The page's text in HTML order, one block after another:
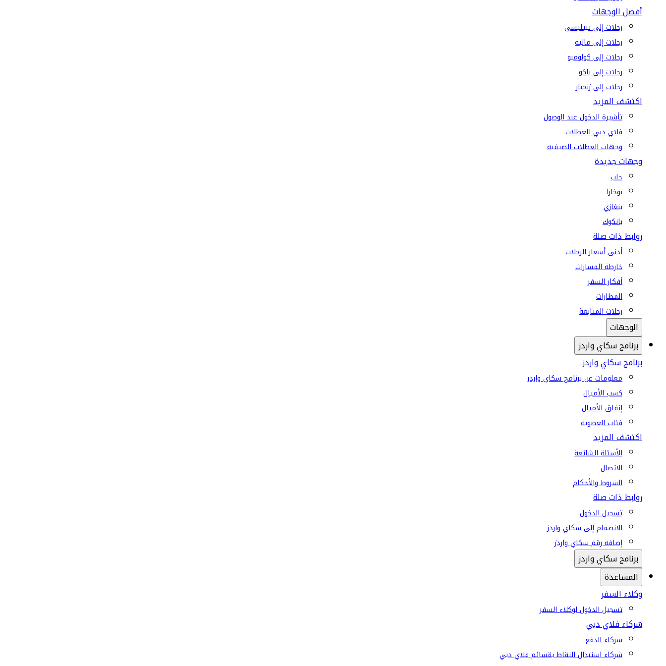
أفضل الوجهات
رحلات إلى تبيليسي
رحلات إلى ماليه
رحلات إلى كولومبو
رحلات إلى باكو
رحلات إلى زنجبار
اكتشف المزيد
تأشيرة الدخول عند الوصول
فلاي دبي للعطلات
وجهات العطلات الصيفية
وجهات جديدة
حلب
بوخارا
بنغازي
بانكوك
روابط ذات صلة
أدنى أسعار الرحلات
خارطة المسارات
أفكار السفر
المطارات
رحلات المتابعة
الوجهات
برنامج سكاي واردز
برنامج سكاي واردز
معلومات عن برنامج سكاي واردز
كسب الأميال
إنفاق الأميال
فئات العضوية
اكتشف المزيد
الأسئلة الشائعة
الاتصال
الشروط والأحكام
روابط ذات صلة
تسجيل الدخول
الانضمام إلى سكاي واردز
إضافة رقم سكاي واردز
برنامج سكاي واردز
المساعدة
وكلاء السفر
تسجيل الدخول لوكلاء السفر
شركاء فلاي دبي
شركاء الدفع
شركاء استبدال النقاط بقسائم فلاي دبي